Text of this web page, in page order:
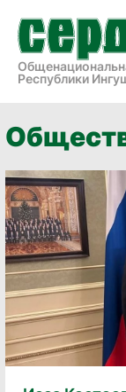
Республики